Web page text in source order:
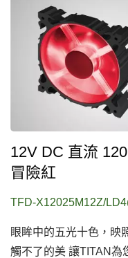
12V DC 直流
冒險紅
TFD-X12025M12Z/
眼眸中的五光十色，映
觸不了的美 讓TITAN為